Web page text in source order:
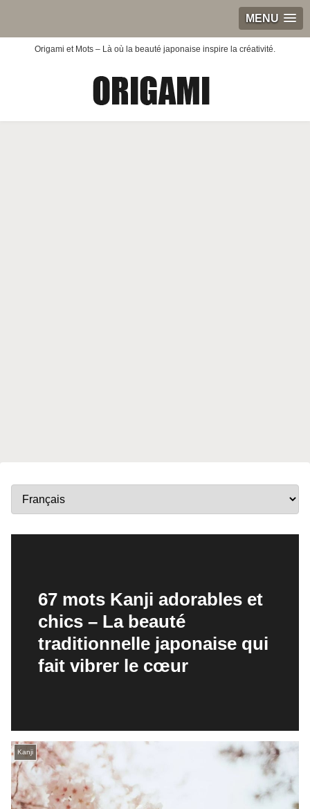
MENU
Origami et Mots – Là où la beauté japonaise inspire la créativité.
67 mots Kanji adorables et
chics – La beauté
traditionnelle japonaise qui
fait vibrer le cœur
Kanji